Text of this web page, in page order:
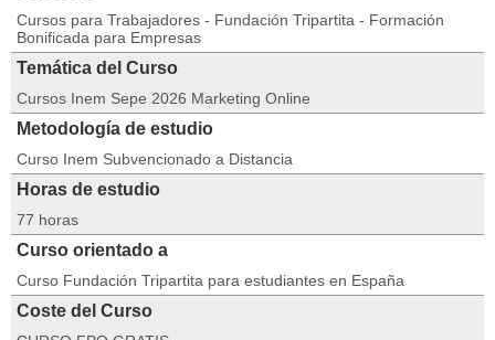
Cursos para Trabajadores - Fundación Tripartita - Formación
Bonificada para Empresas
Temática del Curso
Cursos Inem Sepe 2026 Marketing Online
Metodología de estudio
Curso Inem Subvencionado a Distancia
Horas de estudio
77 horas
Curso orientado a
Curso Fundación Tripartita para estudiantes en España
Coste del Curso